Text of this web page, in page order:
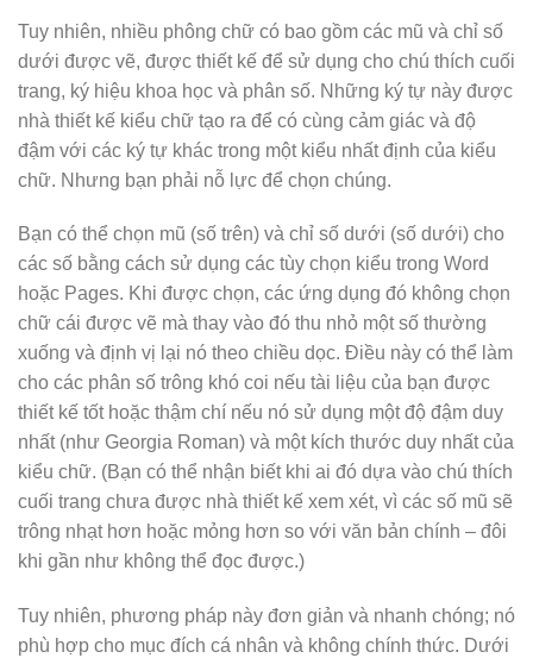
Tuy nhiên, nhiều phông chữ có bao gồm các mũ và chỉ số
dưới được vẽ, được thiết kế để sử dụng cho chú thích cuối
trang, ký hiệu khoa học và phân số. Những ký tự này được
nhà thiết kế kiểu chữ tạo ra để có cùng cảm giác và độ
đậm với các ký tự khác trong một kiểu nhất định của kiểu
chữ. Nhưng bạn phải nỗ lực để chọn chúng.
Bạn có thể chọn mũ (số trên) và chỉ số dưới (số dưới) cho
các số bằng cách sử dụng các tùy chọn kiểu trong Word
hoặc Pages. Khi được chọn, các ứng dụng đó không chọn
chữ cái được vẽ mà thay vào đó thu nhỏ một số thường
xuống và định vị lại nó theo chiều dọc. Điều này có thể làm
cho các phân số trông khó coi nếu tài liệu của bạn được
thiết kế tốt hoặc thậm chí nếu nó sử dụng một độ đậm duy
nhất (như Georgia Roman) và một kích thước duy nhất của
kiểu chữ. (Bạn có thể nhận biết khi ai đó dựa vào chú thích
cuối trang chưa được nhà thiết kế xem xét, vì các số mũ sẽ
trông nhạt hơn hoặc mỏng hơn so với văn bản chính – đôi
khi gần như không thể đọc được.)
Tuy nhiên, phương pháp này đơn giản và nhanh chóng; nó
phù hợp cho mục đích cá nhân và không chính thức. Dưới